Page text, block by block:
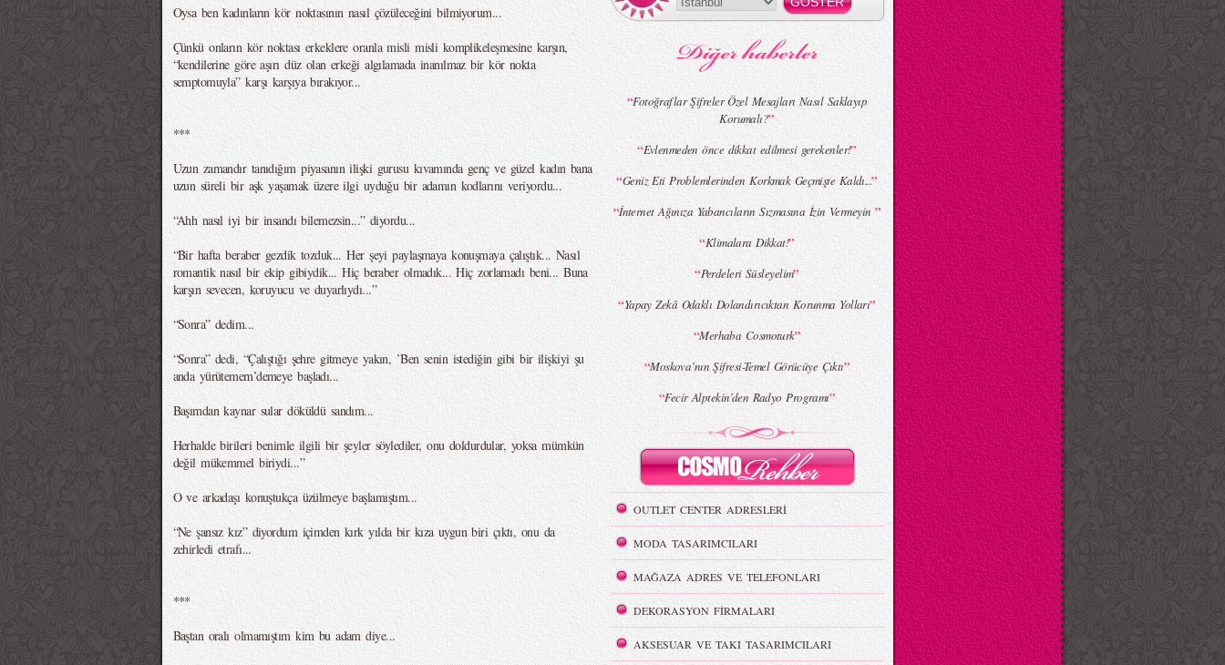
Oysa ben kadınların kör noktasının nasıl çözüleceğini bilmiyorum...
Çünkü onların kör noktası erkeklere oranla misli misli komplikeleşmesine karşın,
“kendilerine göre aşırı düz olan erkeği algılamada inanılmaz bir kör nokta
semptomuyla” karşı karşıya bırakıyor...
***
Uzun zamandır tanıdığım piyasanın ilişki gurusu kıvamında genç ve güzel kadın bana
uzun süreli bir aşk yaşamak üzere ilgi uyduğu bir adamın kodlarını veriyordu...
“Ahh nasıl iyi bir insandı bilemezsin...” diyordu...
“Bir hafta beraber gezdik tozduk... Her şeyi paylaşmaya konuşmaya çalıştık... Nasıl
romantik nasıl bir ekip gibiydik... Hiç beraber olmadık... Hiç zorlamadı beni... Buna
karşın sevecen, koruyucu ve duyarlıydı...”
“Sonra” dedim...
“Sonra” dedi, “Çalıştığı şehre gitmeye yakın, ’Ben senin istediğin gibi bir ilişkiyi şu
anda yürütemem’demeye başladı...
Başımdan kaynar sular döküldü sandım...
Herhalde birileri benimle ilgili bir şeyler söylediler, onu doldurdular, yoksa mümkün
değil mükemmel biriydi...”
O ve arkadaşı konuştukça üzülmeye başlamıştım...
“Ne şansız kız” diyordum içimden kırk yılda bir kıza uygun biri çıktı, onu da
zehirledi etrafı...
***
Baştan oralı olmamıştım kim bu adam diye...
“Fotoğraflar Şifreler Özel Mesajları Nasıl Saklayıp
Korumalı?”
“Evlenmeden önce dikkat edilmesi gerekenler!”
“Geniz Eti Problemlerinden Korkmak Geçmişte Kaldı...”
“İnternet Ağınıza Yabancıların Sızmasına İzin Vermeyin ”
“Klimalara Dikkat!”
“Perdeleri Süsleyelim”
“Yapay Zekâ Odaklı Dolandırıcıktan Korunma Yolları”
“Merhaba Cosmoturk”
“Moskova’nın Şifresi-Temel Görücüye Çıktı”
“Fecir Alptekin’den Radyo Programı”
OUTLET CENTER ADRESLERİ
MODA TASARIMCILARI
MAĞAZA ADRES VE TELEFONLARI
DEKORASYON FİRMALARI
AKSESUAR VE TAKI TASARIMCILARI